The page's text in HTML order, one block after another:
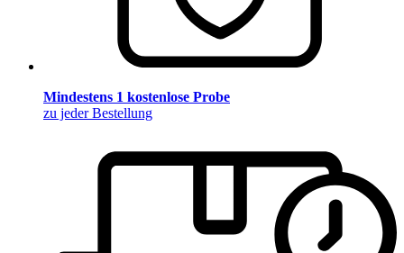
Mindestens 1 kostenlose Probe
zu jeder Bestellung